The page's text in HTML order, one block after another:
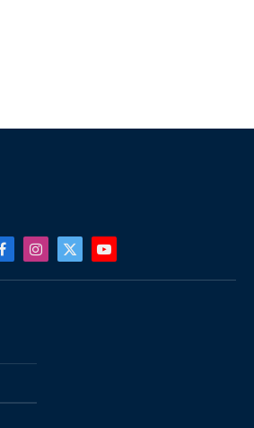
FacebookInstagram
X
(Twitter)
YouTube